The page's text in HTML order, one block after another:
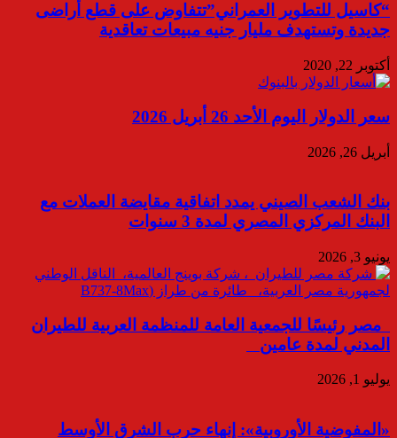
“كاسيل للتطوير العمراني”تتفاوض على قطع أراضى
جديدة وتستهدف مليار جنيه مبيعات تعاقدية
أكتوبر 22, 2020
سعر الدولار اليوم الأحد 26 أبريل 2026
أبريل 26, 2026
بنك الشعب الصيني يمدد اتفاقية مقايضة العملات مع
البنك المركزي المصري لمدة 3 سنوات
يونيو 3, 2026
مصر رئيسًا للجمعية العامة للمنظمة العربية للطيران
المدني لمدة عامين
يوليو 1, 2026
«المفوضية الأوروبية»: إنهاء حرب الشرق الأوسط